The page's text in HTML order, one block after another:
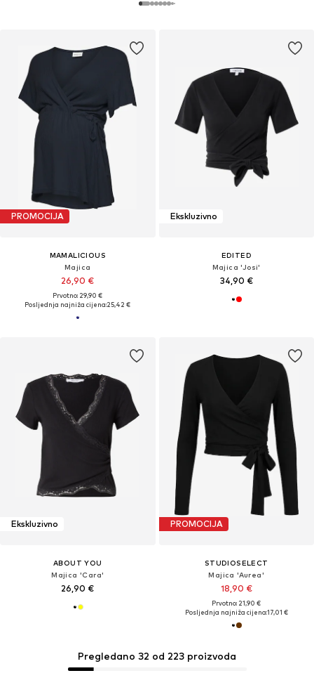
PROMOCIJA
MAMALICIOUS
Majica
26,90 €
Prvotno: 29,90 €
Posljednja najniža cijena:25,42 €
Ekskluzivno
EDITED
Majica 'Josi'
34,90 €
Ekskluzivno
ABOUT YOU
Majica 'Cara'
26,90 €
PROMOCIJA
STUDIOSELECT
Majica 'Aurea'
18,90 €
Prvotno: 21,90 €
Posljednja najniža cijena:17,01 €
Pregledano 32 od 223 proizvoda